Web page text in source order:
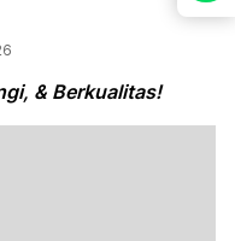
& Berkualitas!